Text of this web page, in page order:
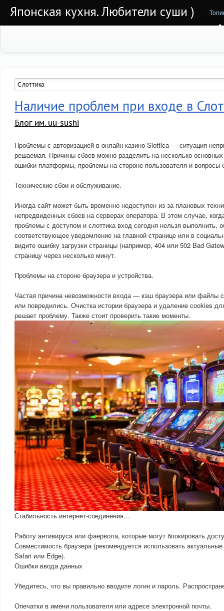
Японская кухня. Любители суши )
Наличие проблем при входе в
Блог им. uu-sushi
Проблемы с авторизацией в онлайн-казино Slottica — ситуация
решаемая. Причины сбоев можно разделить на несколько основных
ошибки платформы, проблемы на стороне пользователя и вопросы
Технические сбои и обслуживание.
Иногда сайт может быть временно недоступен из-за плановых
непредвиденных сбоев на серверах оператора. В этом случае,
проблемы с доступом и слоттика вход сегодня нельзя выполнить,
соответствующее уведомление на главной странице или в
видите ошибку загрузки страницы (например, 404 или 502 Bad
страницу через несколько минут.
Проблемы на стороне браузера и устройства.
Частая причина невозможности входа — кэш браузера или файлы
или повредились. Очистка истории браузера и удаление cookies
решает проблему. Также стоит проверить такие моменты.
Стабильность интернет-соединения…
Работу антивируса или фаервола, которые могут блокировать
Совместимость браузера (рекомендуется использовать
Safari или Edge).
Ошибки ввода данных
Убедитесь, что вы правильно вводите логин и пароль.
Опечатки в имени пользователя или адресе электронной почты.